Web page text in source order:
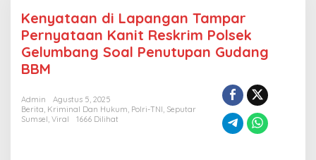
n
y
a
t
n
d
i
Kenyataan di Lapangan Tampar
Pernyataan Kanit Reskrim Polsek
Gelumbang Soal Penutupan Gudang
BBM
Admin
Agustus 5, 2025
Berita, Kriminal Dan Hukum, Polri-TNI, Seputar
Sumsel, Viral 1666 Dilihat